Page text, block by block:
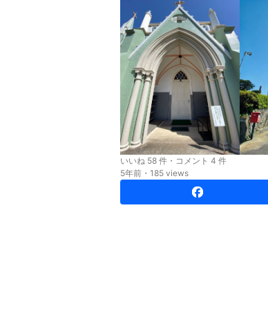
いいね 58 件・コメント 4 件
5年前・185 views